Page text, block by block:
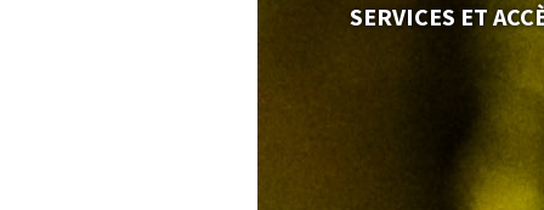
SERVICES ET